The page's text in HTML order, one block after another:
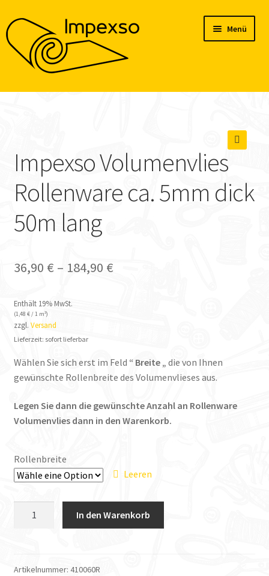
Zur
Navigation
springen
Zum
Inhalt
springen
Menü
Home
Konto
Blog
Impexso Volumenvlies
Rollenware ca. 5mm dick
50m lang
36,90 € – 184,90 €
Enthält 19% MwSt.
(1,48 €/ 1 m²)
zzgl. Versand
Lieferzeit: sofort lieferbar
Wählen Sie sich erst im Feld “ Breite „ die von Ihnen
gewünschte Rollenbreite des Volumenvlieses aus.
Legen Sie dann die gewünschte Anzahl an Rollenware
Volumenvlies dann in den Warenkorb.
Rollenbreite
Leeren
5mm
In den Warenkorb
Artikelnummer: 410060R